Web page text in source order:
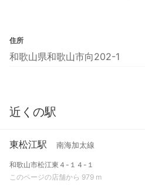
住所
和歌山県和歌山市向202-1
近くの駅
東松江駅 南海加太線
和歌山市松江東４-１４-１
このページの店舗から 979 m